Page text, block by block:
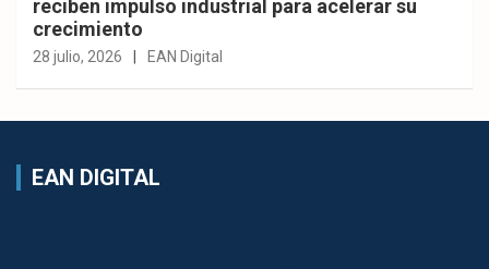
reciben impulso industrial para acelerar su
crecimiento
28 julio, 2026 EAN Digital
EAN DIGITAL